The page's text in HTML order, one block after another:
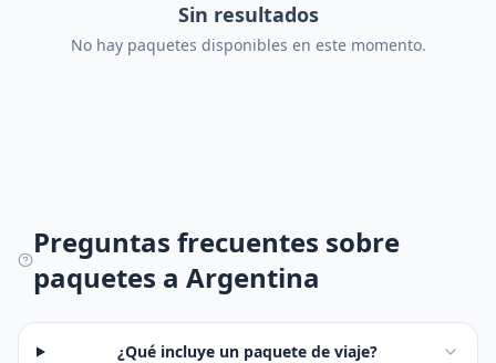
Sin resultados
No hay paquetes disponibles en este momento.
Preguntas frecuentes sobre
paquetes a Argentina
¿Qué incluye un paquete de viaje?